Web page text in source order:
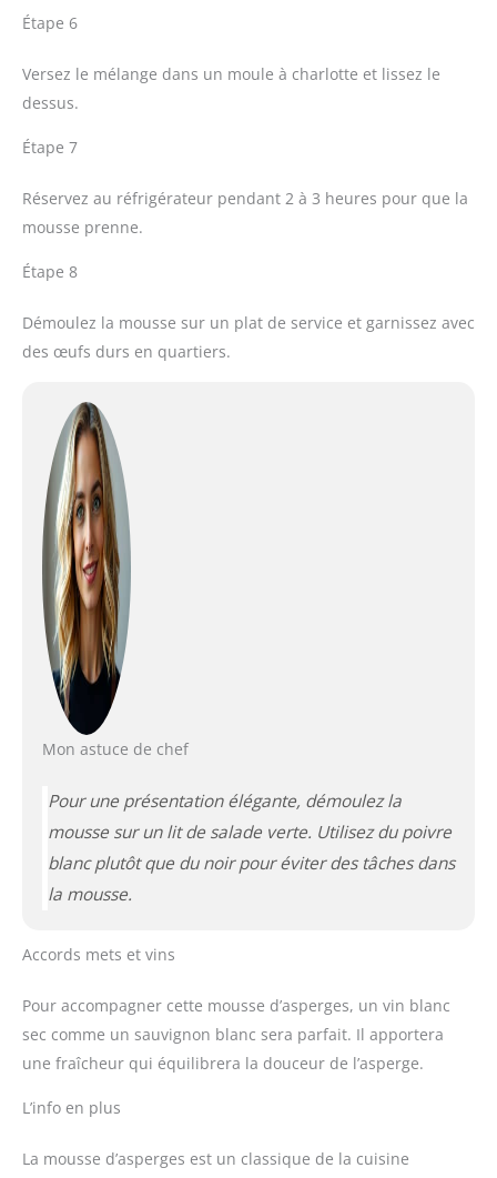
Étape 6
Versez le mélange dans un moule à charlotte et lissez le
dessus.
Étape 7
Réservez au réfrigérateur pendant 2 à 3 heures pour que la
mousse prenne.
Étape 8
Démoulez la mousse sur un plat de service et garnissez avec
des œufs durs en quartiers.
Mon astuce de chef
Pour une présentation élégante, démoulez la
mousse sur un lit de salade verte. Utilisez du poivre
blanc plutôt que du noir pour éviter des tâches dans
la mousse.
Accords mets et vins
Pour accompagner cette mousse d’asperges, un vin blanc
sec comme un sauvignon blanc sera parfait. Il apportera
une fraîcheur qui équilibrera la douceur de l’asperge.
L’info en plus
La mousse d’asperges est un classique de la cuisine